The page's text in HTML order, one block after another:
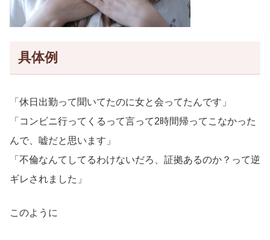
具体例
「休日出勤って聞いてたのに女と会ってたんです」
「コンビニ行ってくるって言って2時間帰ってこなかった
んで、嘘だと思います」
「不倫なんてしてるわけないだろ、証拠あるのか？って逆
ギレされました」
このように